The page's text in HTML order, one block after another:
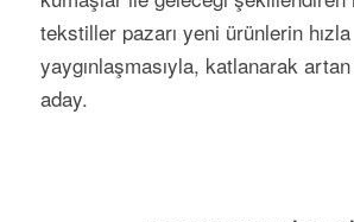
tekstiller pazarı yeni ürünlerin hızla
yaygınlaşmasıyla, katlanarak
aday.